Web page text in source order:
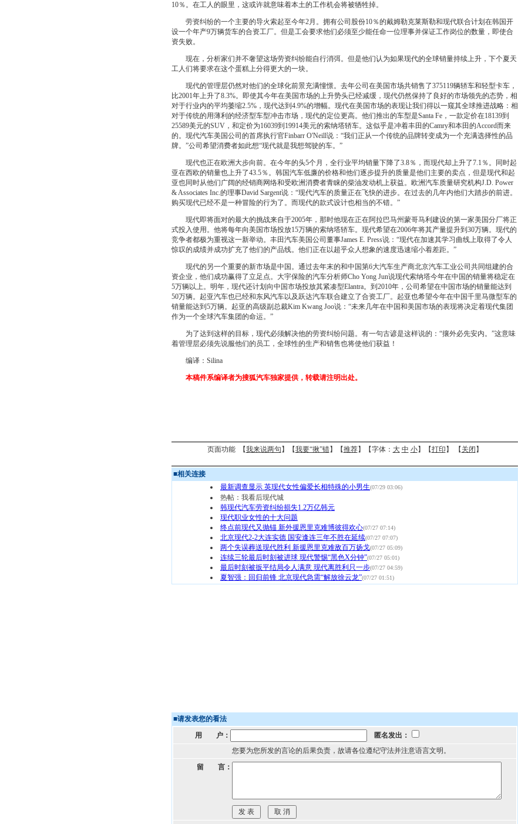
10％。在工人的眼里，这或许就意味着本土的工作机会将被牺牲掉。
劳资纠纷的一个主要的导火索起至今年2月。拥有公司股份10％的戴姆勒克莱斯勒和现代联合计划在韩国开
设一个年产9万辆货车的合资工厂。但是工会要求他们必须至少能任命一位理事并保证工作岗位的数量，即使合
资失败。
现在，分析家们并不奢望这场劳资纠纷能自行消弭。但是他们认为如果现代的全球销量持续上升，下个夏天
工人们将要求在这个蛋糕上分得更大的一块。
现代的管理层仍然对他们的全球化前景充满憧憬。去年公司在美国市场共销售了375119辆轿车和轻型卡车，
比2001年上升了8.3%。即使其今年在美国市场的上升势头已经减缓，现代仍然保持了良好的市场领先的态势，相
对于行业内的平均萎缩2.5%，现代达到4.9%的增幅。现代在美国市场的表现让我们得以一窥其全球推进战略：相
对于传统的用薄利的经济型车型冲击市场，现代的定位更高。他们推出的车型是Santa Fe，一款定价在18139到
25589美元的SUV，和定价为16039到19914美元的索纳塔轿车。这似乎是冲着丰田的Camry和本田的Accord而来
的。现代汽车美国公司的首席执行官Finbarr O'Neill说：“我们正从一个传统的品牌转变成为一个充满选择性的品
牌。”公司希望消费者如此想“现代就是我想驾驶的车。”
现代也正在欧洲大步向前。在今年的头5个月，全行业平均销量下降了3.8％，而现代却上升了7.1％。同时起
亚在西欧的销量也上升了43.5％。韩国汽车低廉的价格和他们逐步提升的质量是他们主要的卖点，但是现代和起
亚也同时从他们广阔的经销商网络和受欧洲消费者青睐的柴油发动机上获益。欧洲汽车质量研究机构J.D. Power
& Associates Inc.的理事David Sargent说：“现代汽车的质量正在飞快的进步。在过去的几年内他们大踏步的前进。
购买现代已经不是一种冒险的行为了。而现代的款式设计也相当的不错。”
现代即将面对的最大的挑战来自于2005年，那时他现在正在阿拉巴马州蒙哥马利建设的第一家美国分厂将正
式投入使用。他将每年向美国市场投放15万辆的索纳塔轿车。现代希望在2006年将其产量提升到30万辆。现代的
竞争者都极为重视这一新举动。丰田汽车美国公司董事James E. Press说：“现代在加速其学习曲线上取得了令人
惊叹的成绩并成功扩充了他们的产品线。他们正在以超乎众人想象的速度迅速缩小着差距。”
现代的另一个重要的新市场是中国。通过去年末的和中国第6大汽车生产商北京汽车工业公司共同组建的合
资企业，他们成功赢得了立足点。大宇保险的汽车分析师Cho Yong Jun说现代索纳塔今年在中国的销量将稳定在
5万辆以上。明年，现代还计划向中国市场投放其紧凑型Elantra。到2010年，公司希望在中国市场的销量能达到
50万辆。起亚汽车也已经和东风汽车以及跃达汽车联合建立了合资工厂。起亚也希望今年在中国千里马微型车的
销量能达到5万辆。起亚的高级副总裁Kim Kwang Joo说：“未来几年在中国和美国市场的表现将决定着现代集团
作为一个全球汽车集团的命运。”
为了达到这样的目标，现代必须解决他的劳资纠纷问题。有一句古谚是这样说的：“攘外必先安内。”这意味
着管理层必须先说服他们的员工，全球性的生产和销售也将使他们获益！
编译：Silina
本稿件系编译者为搜狐汽车独家提供，转载请注明出处。
页面功能 【我来说两句 】【我要“揪”错】【推荐】【字体： 大 中 小】【打印 】 【 关闭 】
■相关连接
最新调查显示 英现代女性偏爱长相特殊的小男生(07/29 03:06)
热帖：我看后现代城
韩现代汽车劳资纠纷损失1.2万亿韩元
现代职业女性的十大问题
终点前现代又抛锚 新外援恩里克难博彼得欢心(07/27 07:14)
北京现代2-2大连实德 国安逢连三年不胜在延续(07/27 07:07)
两个失误葬送现代胜利 新援恩里克难敌百万扬戈(07/27 05:09)
连续三轮最后时刻被进球 现代警惕“黑色X分钟”(07/27 05:01)
最后时刻被扳平结局令人满意 现代离胜利只一步(07/27 04:59)
夏智强：回归前锋 北京现代急需“解放徐云龙”(07/27 01:51)
■请发表您的看法
用 户：
匿名发出：
您要为您所发的言论的后果负责，故请各位遵纪守法并注意语言文明。
留 言：